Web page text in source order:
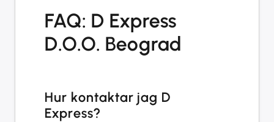
FAQ: D Express
D.O.O. Beograd
Hur kontaktar jag D
Express?